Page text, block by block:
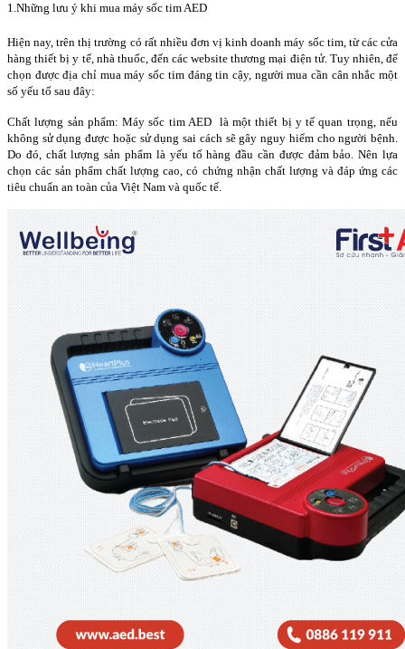
1.Những lưu ý khi mua máy sốc tim AED
Hiện nay, trên thị trường có rất nhiều đơn vị kinh doanh máy sốc tim, từ các cửa
hàng thiết bị y tế, nhà thuốc, đến các website thương mại điện tử. Tuy nhiên, để
chọn được địa chỉ mua máy sốc tim đáng tin cậy, người mua cần cân nhắc một
số yếu tố sau đây:
Chất lượng sản phẩm: Máy sốc tim AED là một thiết bị y tế quan trọng, nếu
không sử dụng được hoặc sử dụng sai cách sẽ gây nguy hiểm cho người bệnh.
Do đó, chất lượng sản phẩm là yếu tố hàng đầu cần được đảm bảo. Nên lựa
chọn các sản phẩm chất lượng cao, có chứng nhận chất lượng và đáp ứng các
tiêu chuẩn an toàn của Việt Nam và quốc tế.